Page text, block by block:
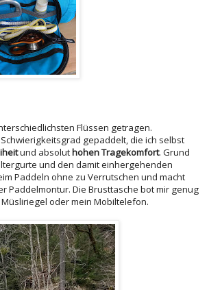
Flüssen getragen.
gepaddelt, die ich selbst
und absolut hohen Tragekomfort. Grund
und den damit einhergehenden
Paddeln ohne zu Verrutschen und macht
Paddelmontur. Die Brusttasche bot mir genug
oder mein Mobiltelefon.